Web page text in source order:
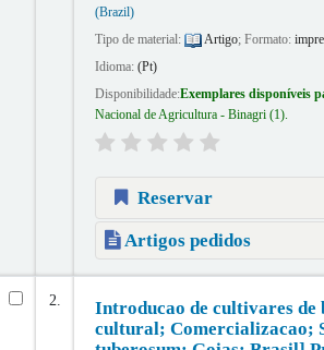
(Brazil)
Tipo de material:
Artigo; Formato:
Idioma: (Pt)
Disponibilidade:Exemplares disponíveis
Nacional de Agricultura - Binagri(1).
Reservar
Artigos pedidos
2.
Introducao de cultivares
cultural; Comercializacao;